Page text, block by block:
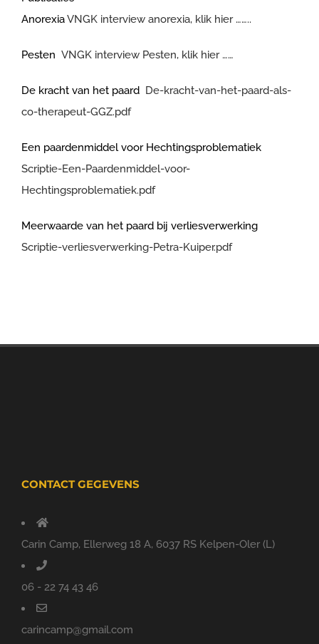
AnorexiaVNGK interview anorexia, klik hier ……..
Pesten VNGK interview Pesten, klik hier ……
De kracht van het paard De-kracht-van-het-paard-als-
co-therapeut-GGZ.pdf
Een paardenmiddel voor Hechtingsproblematiek
Scriptie-Een-Paardenmiddel-voor-
Hechtingsproblematiek.pdf
Meerwaarde van het paard bij verliesverwerking
Scriptie-verliesverwerking-Petra-Kuiper.pdf
CONTACT GEGEVENS
Carin Camp, Ellerweg 18 A, 6037 RS Kelpen-Oler (L)
06 - 22 74 43 46
carincamp@gmail.com